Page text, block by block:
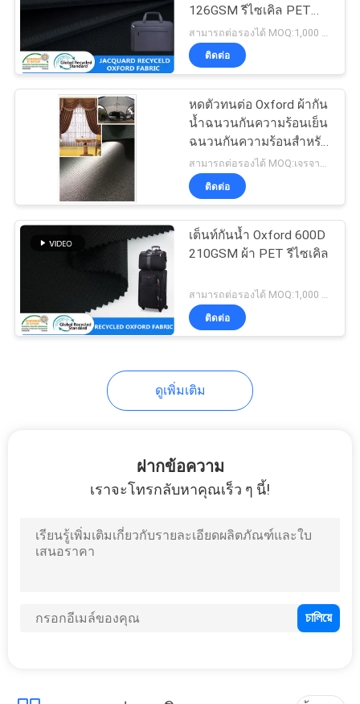
126GSM รีไซเคิล PET
โพลีเอสเตอร์
ติดต่อ
หดตัวทนต่อ Oxford ผ้ากัน
น้ำฉนวนกันความร้อนเย็น
ฉนวนกันความร้อนสำหรับ
ผ้าม่าน
สามารถต่อรองได้ MOQ:เจรจาต่อรอง
ติดต่อ
เต็นท์กันน้ำ Oxford 600D
210GSM ผ้า PET รีไซเคิล
สามารถต่อรองได้ MOQ:1,000 MTRS
ติดต่อ
ดูเพิ่มเติม
ฝากข้อความ
เราจะโทรกลับหาคุณเร็ว ๆ นี้!